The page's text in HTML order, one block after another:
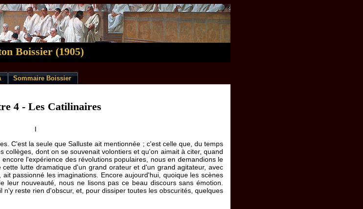
Boissier (1905)
Sommaire Boissier
4 - Les Catilinaires
I
C'est la seule que Salluste ait mentionnée ; c'est celle que, du temps
collèges, dont on se souvenait volontiers et qu'on aimait à citer, quand
l'expérience des révolutions populaires, nous en demandions le
lutte dramatique d'un grand orateur et d'un grand agitateur, avec
passionné les imaginations. Encore aujourd'hui, quoique les scènes
nouveauté, nous ne lisons pas ce beau discours sans émotion.
reste rien d'obscur, et, pour dissiper toutes les obscurités, quelques